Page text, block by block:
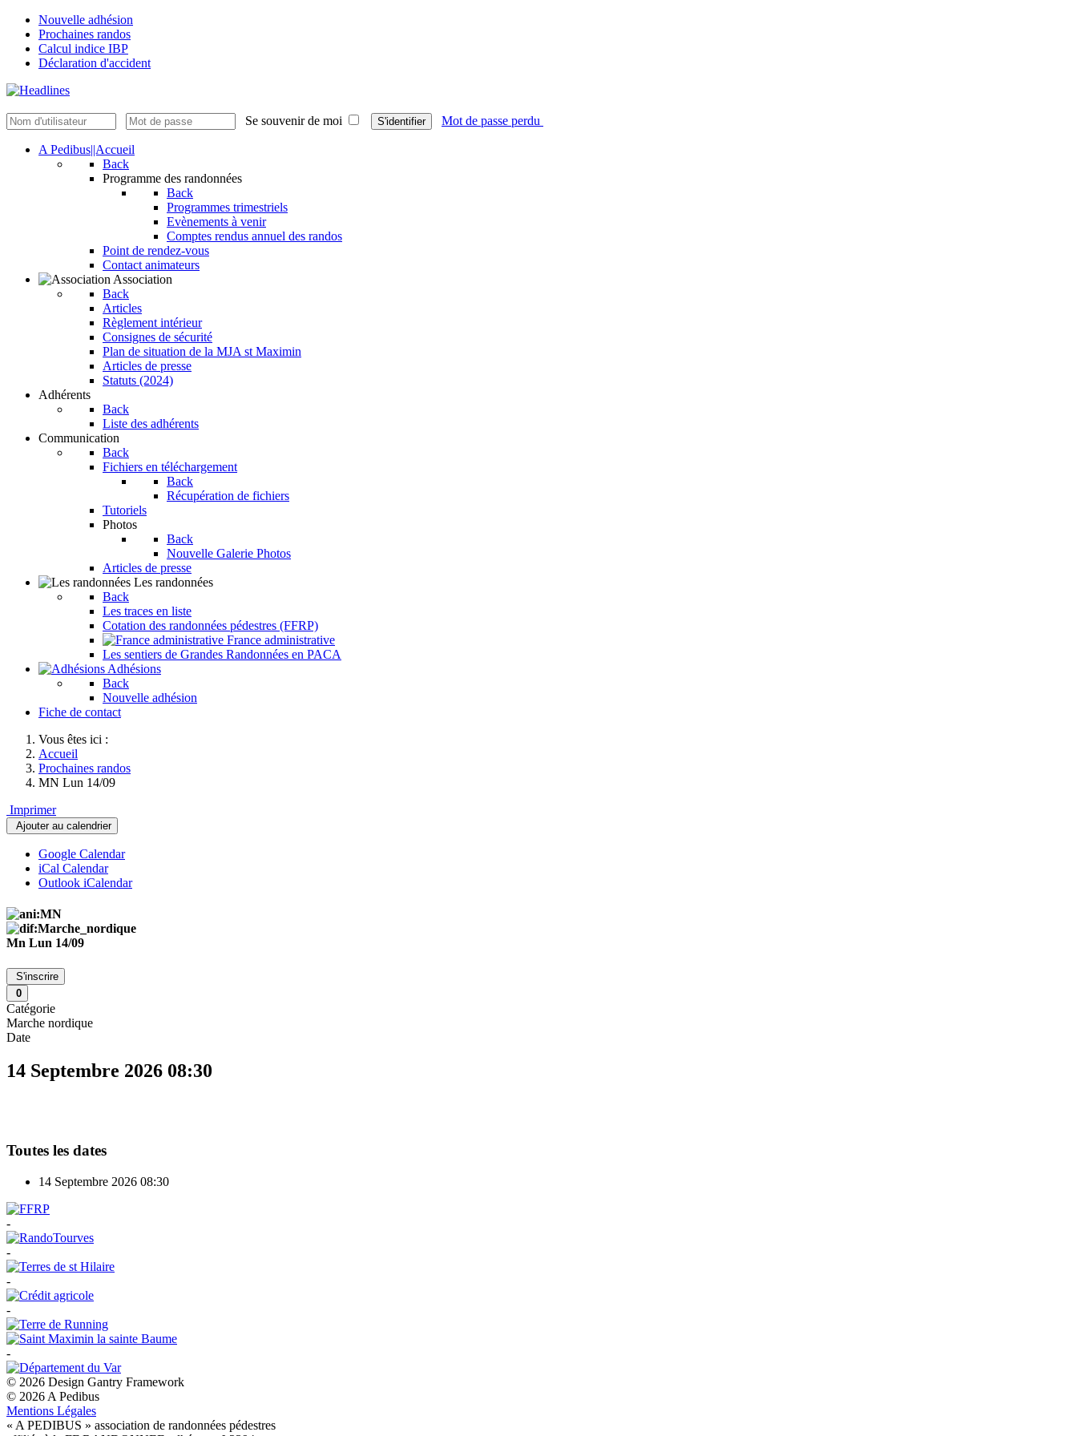
Nouvelle adhésion
Prochaines randos
Calcul indice IBP
Déclaration d'accident
Se souvenir de moi S'identifier Mot de passe perdu
A Pedibus||Accueil
Back
Programme des randonnées
Back
Programmes trimestriels
Evènements à venir
Comptes rendus annuel des randos
Point de rendez-vous
Contact animateurs
Association
Back
Articles
Règlement intérieur
Consignes de sécurité
Plan de situation de la MJA st Maximin
Articles de presse
Statuts (2024)
Adhérents
Back
Liste des adhérents
Communication
Back
Fichiers en téléchargement
Back
Récupération de fichiers
Tutoriels
Photos
Back
Nouvelle Galerie Photos
Articles de presse
Les randonnées
Back
Les traces en liste
Cotation des randonnées pédestres (FFRP)
France administrative
Les sentiers de Grandes Randonnées en PACA
Adhésions
Back
Nouvelle adhésion
Fiche de contact
Vous êtes ici :
Accueil
Prochaines randos
MN Lun 14/09
Imprimer
Ajouter au calendrier
Google Calendar
iCal Calendar
Outlook iCalendar
Mn Lun 14/09
S'inscrire
0
Catégorie
Marche nordique
Date
14 Septembre 2026 08:30
Toutes les dates
14 Septembre 2026 08:30
-
-
-
-
-
© 2026 Design Gantry Framework
© 2026 A Pedibus
Mentions Légales
« A PEDIBUS » association de randonnées pédestres